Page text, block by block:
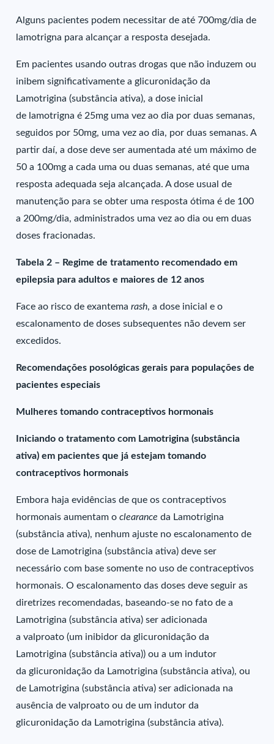
Alguns pacientes podem necessitar de até 700mg/dia de
lamotrigna para alcançar a resposta desejada.
Em pacientes usando outras drogas que não induzem ou
inibem significativamente a glicuronidação da
Lamotrigina (substância ativa), a dose inicial
de lamotrigna é 25mg uma vez ao dia por duas semanas,
seguidos por 50mg, uma vez ao dia, por duas semanas. A
partir daí, a dose deve ser aumentada até um máximo de
50 a 100mg a cada uma ou duas semanas, até que uma
resposta adequada seja alcançada. A dose usual de
manutenção para se obter uma resposta ótima é de 100
a 200mg/dia, administrados uma vez ao dia ou em duas
doses fracionadas.
Tabela 2 – Regime de tratamento recomendado em
epilepsia para adultos e maiores de 12 anos
Face ao risco de exantema rash, a dose inicial e o
escalonamento de doses subsequentes não devem ser
excedidos.
Recomendações posológicas gerais para populações de
pacientes especiais
Mulheres tomando contraceptivos hormonais
Iniciando o tratamento com Lamotrigina (substância
ativa) em pacientes que já estejam tomando
contraceptivos hormonais
Embora haja evidências de que os contraceptivos
hormonais aumentam oclearance da Lamotrigina
(substância ativa), nenhum ajuste no escalonamento de
dose de Lamotrigina (substância ativa) deve ser
necessário com base somente no uso de contraceptivos
hormonais. O escalonamento das doses deve seguir as
diretrizes recomendadas, baseando-se no fato de a
Lamotrigina (substância ativa) ser adicionada
a valproato (um inibidor da glicuronidação da
Lamotrigina (substância ativa)) ou a um indutor
da glicuronidação da Lamotrigina (substância ativa), ou
de Lamotrigina (substância ativa) ser adicionada na
ausência de valproato ou de um indutor da
glicuronidação da Lamotrigina (substância ativa).